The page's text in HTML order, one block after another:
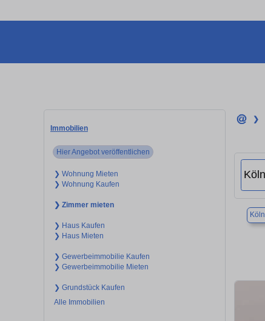
Immobilien
Hier Angebot veröffentlichen
❯ Wohnung Mieten
❯ Wohnung Kaufen
❯ Zimmer mieten
❯ Haus Kaufen
❯ Haus Mieten
❯ Gewerbeimmobilie Kaufen
❯ Gewerbeimmobilie Mieten
❯ Grundstück Kaufen
Alle Immobilien
❯
Köln